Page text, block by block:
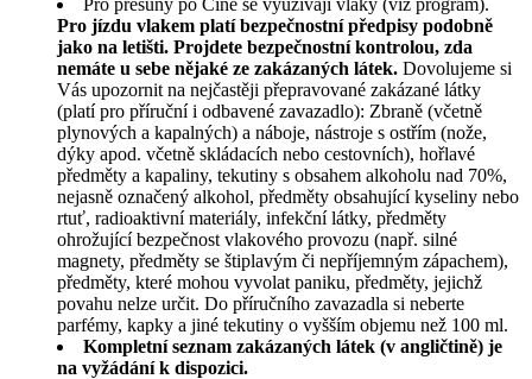
Pro jízdu vlakem platí bezpečnostní předpisy podobně
jako na letišti. Projdete bezpečnostní kontrolou, zda
nemáte u sebe nějaké ze zakázaných látek. Dovolujeme si
Vás upozornit na nejčastěji přepravované zakázané látky
(platí pro příruční i odbavené zavazadlo): Zbraně (včetně
plynových a kapalných) a náboje, nástroje s ostřím (nože,
dýky apod. včetně skládacích nebo cestovních), hořlavé
předměty a kapaliny, tekutiny s obsahem alkoholu nad 70%,
nejasně označený alkohol, předměty obsahující kyseliny nebo
rtuť, radioaktivní materiály, infekční látky, předměty
ohrožující bezpečnost vlakového provozu (např. silné
magnety, předměty se štiplavým či nepříjemným zápachem),
předměty, které mohou vyvolat paniku, předměty, jejichž
povahu nelze určit. Do příručního zavazadla si neberte
parfémy, kapky a jiné tekutiny o vyšším objemu než 100 ml.
Kompletní seznam zakázaných látek (v angličtině) je
na vyžádání k dispozici.